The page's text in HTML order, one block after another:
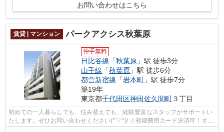
お問い合わせはこちら
賃貸 | マンション パークアクシス秋葉原
仲手無料
日比谷線 「秋葉原 」駅 徒歩3分
山手線 「秋葉原 」駅 徒歩6分
都営新宿線 「岩本町 」駅 徒歩7分
築19年
東京都千代田区神田佐久間町３丁目
初めての一人暮らしでも、住み替えでも、経験豊富なスタッフがサポートい
たします。ぜひお問い合わせください(^▽^)/ ☆初期費用カード決済可！オン